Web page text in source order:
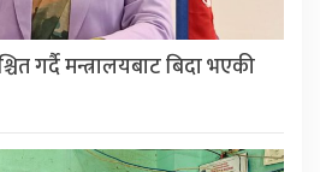
गर्दै मन्त्रालयबाट बिदा भएकी